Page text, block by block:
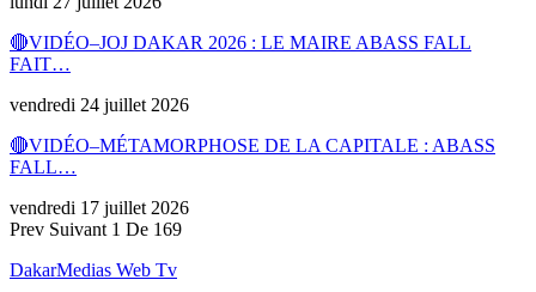
🔴VIDÉO–JOJ DAKAR 2026 : LE MAIRE ABASS FALL
FAIT…
vendredi 24 juillet 2026
🔴VIDÉO–MÉTAMORPHOSE DE LA CAPITALE : ABASS
FALL…
vendredi 17 juillet 2026
Prev Suivant 1 De 169
DakarMedias Web Tv